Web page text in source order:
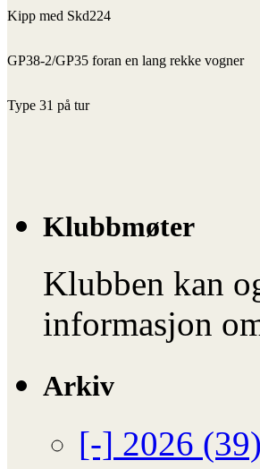
Kipp med Skd224
GP38-2/GP35 foran en lang rekke vogner
Type 31 på tur
Klubbmøter
Klubben kan
informasjon
Arkiv
[-] 2026 (39)